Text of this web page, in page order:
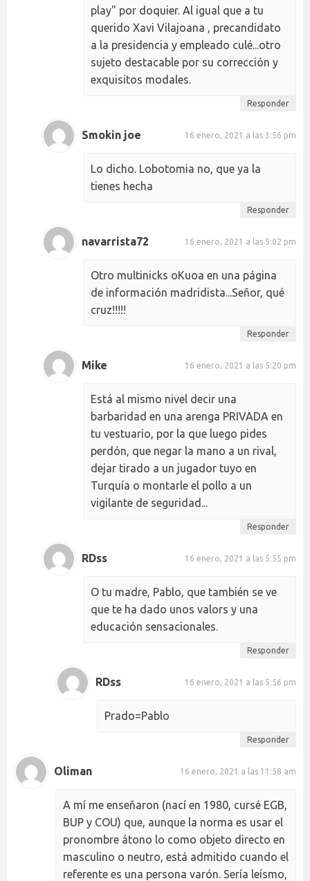
play" por doquier. Al igual que a tu
querido Xavi Vilajoana , precandidato
a la presidencia y empleado culé...otro
sujeto destacable por su corrección y
exquisitos modales.
Responder
Smokin joe 16 enero, 2021 a las 3:56 pm
Lo dicho. Lobotomia no, que ya la
tienes hecha
Responder
navarrista72 16 enero, 2021 a las 5:02 pm
Otro multinicks oKuoa en una página
de información madridista...Señor, qué
cruz!!!!!
Responder
Mike 16 enero, 2021 a las 5:20 pm
Está al mismo nivel decir una
barbaridad en una arenga PRIVADA en
tu vestuario, por la que luego pides
perdón, que negar la mano a un rival,
dejar tirado a un jugador tuyo en
Turquía o montarle el pollo a un
vigilante de seguridad...
Responder
RDss 16 enero, 2021 a las 5:55 pm
O tu madre, Pablo, que también se ve
que te ha dado unos valors y una
educación sensacionales.
Responder
RDss 16 enero, 2021 a las 5:56 pm
Prado=Pablo
Responder
Oliman 16 enero, 2021 a las 11:58 am
A mí me enseñaron (nací en 1980, cursé EGB,
BUP y COU) que, aunque la norma es usar el
pronombre átono lo como objeto directo en
masculino o neutro, está admitido cuando el
referente es una persona varón. Sería leísmo,